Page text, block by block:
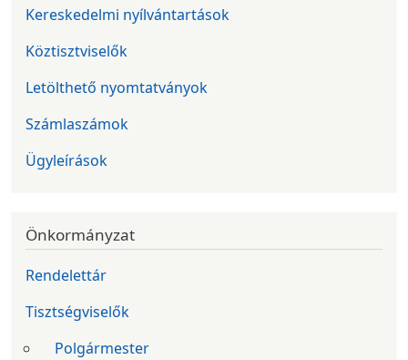
Kereskedelmi nyílvántartások
Köztisztviselők
Letölthető nyomtatványok
Számlaszámok
Ügyleírások
Önkormányzat
Rendelettár
Tisztségviselők
Polgármester